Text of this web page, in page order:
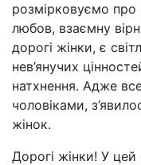
розмірковуємо про
любов, взаємну
дорогі жінки, є
нев’янучих
натхнення. Адже
чоловіками,
жінок.
Дорогі жінки! У